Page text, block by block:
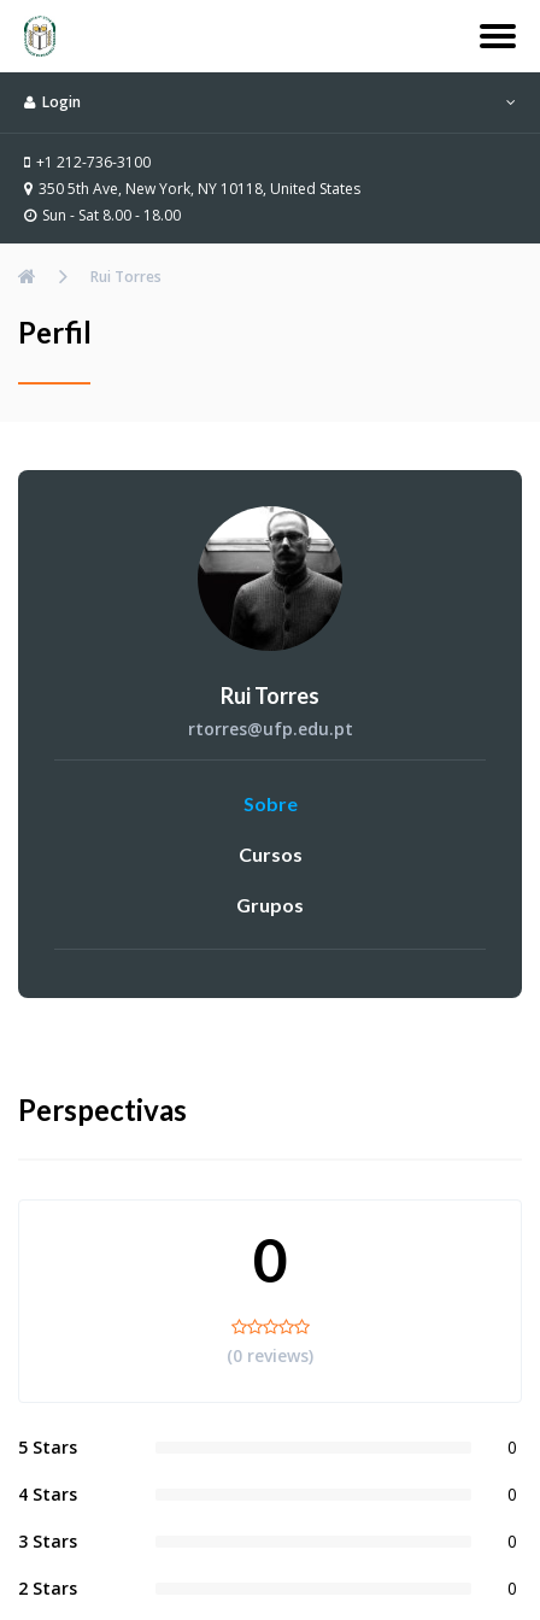
Login
+1 212-736-3100
350 5th Ave, New York, NY 10118, United States
Sun - Sat 8.00 - 18.00
Rui Torres
Perfil
Rui Torres
rtorres@ufp.edu.pt
Sobre
Cursos
Grupos
Perspectivas
0
(0 reviews)
5 Stars 0
4 Stars 0
3 Stars 0
2 Stars 0